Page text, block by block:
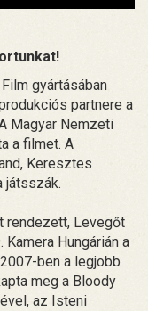
gyártásában
partnere a
Magyar Nemzeti
a filmet. A
Keresztes
játsszák.
rendezett, Levegőt
Hungárián a
ben a legjobb
meg a Bloody
az Isteni